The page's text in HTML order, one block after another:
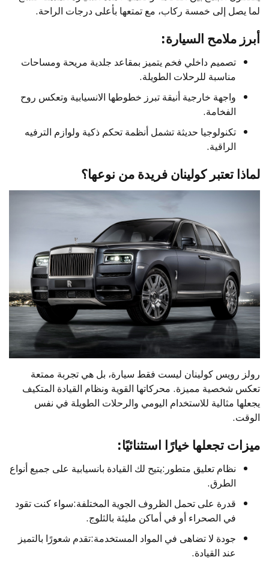
لما يصل إلى خمسة ركاب، مع تمتعها بأعلى درجات الراحة.
أبرز ملامح السيارة:
تصميم داخلي فخم يتميز بمقاعد جلدية مريحة ومساحات
مناسبة للرحلات الطويلة.
واجهة خارجية أنيقة تبرز خطوطها الانسيابية وتعكس روح
الفخامة.
تكنولوجيا حديثة تشمل أنظمة تحكم ذكية ولوازم الترفيه
الراقية.
لماذا تعتبر كولينان فريدة من نوعها؟
رولز رويس كولينان ليست فقط سيارة، بل هي تجربة ممتعة
تعكس شخصية مميزة. محركاتها القوية ونظام القيادة المتكيف
يجعلها مثالية للاستخدام اليومي والرحلات الطويلة في نفس
الوقت.
ميزات تجعلها خيارًا استثنائيًا:
نظام تعليق متطور:يتيح لك القيادة بانسيابية على جميع أنواع
الطرق.
قدرة على تحمل الظروف الجوية المختلفة:سواء كنت تقود
في الصحراء أو في أماكن مليئة بالثلوج.
جودة لا تضاهى في المواد المستخدمة:تقدم شعورًا بالتميز
عند القيادة.